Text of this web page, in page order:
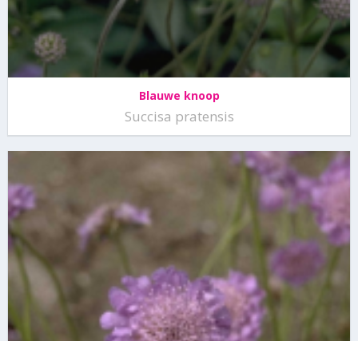
Blauwe knoop
Succisa pratensis